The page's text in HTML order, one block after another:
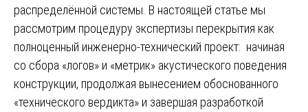
распределённой системы. В настоящей статье мы
рассмотрим процедуру экспертизы перекрытия как
полноценный инженерно-технический проект: начиная
со сбора «логов» и «метрик» акустического поведения
конструкции, продолжая вынесением обоснованного
«технического вердикта» и завершая разработкой